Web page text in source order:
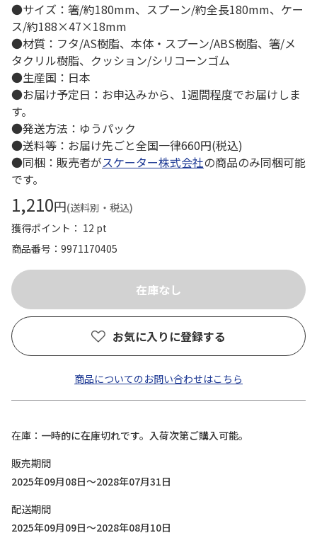
●サイズ：箸/約180mm、スプーン/約全長180mm、ケー
ス/約188×47×18mm
●材質：フタ/AS樹脂、本体・スプーン/ABS樹脂、箸/メ
タクリル樹脂、クッション/シリコーンゴム
●生産国：日本
●お届け予定日：お申込みから、1週間程度でお届けしま
す。
●発送方法：ゆうパック
●送料等：お届け先ごと全国一律660円(税込)
●同梱：販売者がスケーター株式会社の商品のみ同梱可能
です。
1,210円(送料別・税込)
獲得ポイント： 12 pt
商品番号
9971170405
お気に入りに登録する
商品についてのお問い合わせはこちら
在庫
一時的に在庫切れです。入荷次第ご購入可能。
販売期間
2025年09月08日～2028年07月31日
配送期間
2025年09月09日～2028年08月10日